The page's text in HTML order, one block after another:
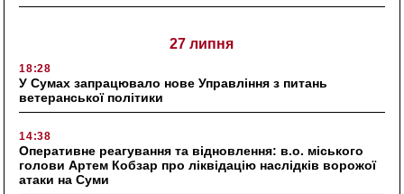
27 липня
18:28
У Сумах запрацювало нове Управління з питань
ветеранської політики
14:38
Оперативне реагування та відновлення: в.о. міського
голови Артем Кобзар про ліквідацію наслідків ворожої
атаки на Суми